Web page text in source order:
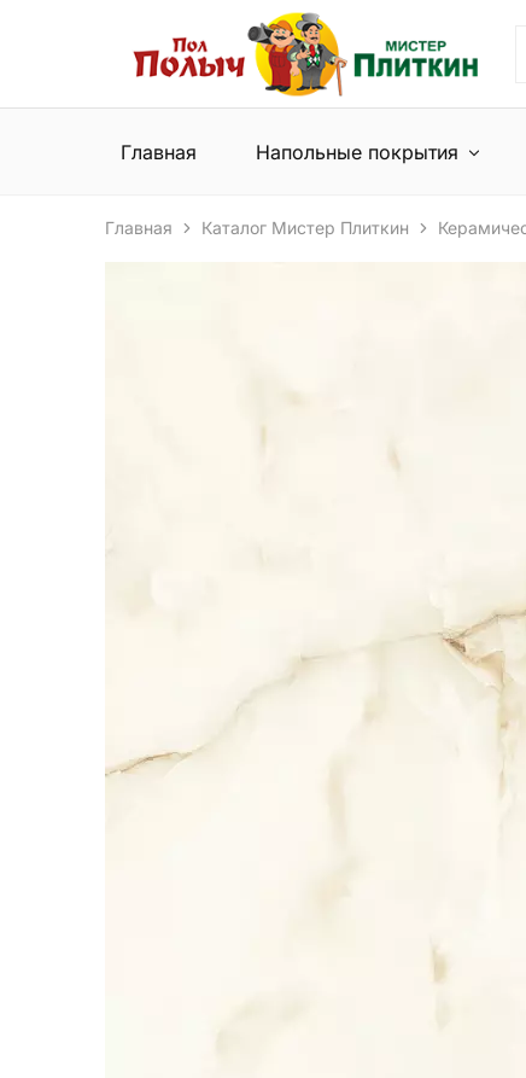
Пол
Полыч
Плиткин
Сеть
магазинов
и
керамической
Главная Напольные покрытия
Главная Каталог Мистер Плиткин